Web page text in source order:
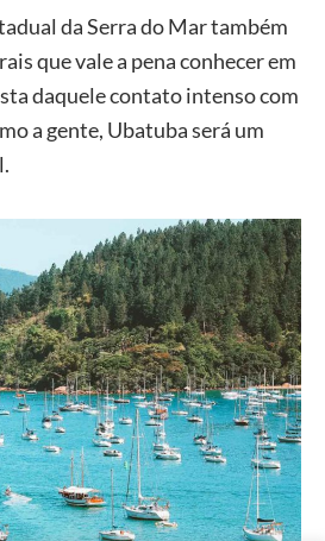
da Serra do Mar também
que vale a pena conhecer em
daquele contato intenso com
a gente, Ubatuba será um